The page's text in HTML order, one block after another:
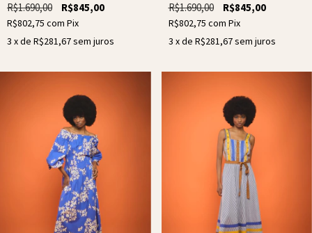
R$1.690,00 R$845,00
R$802,75 com Pix
3 x de R$281,67sem juros
R$1.690,00 R$845,00
R$802,75 com Pix
3 x de R$281,67sem juros